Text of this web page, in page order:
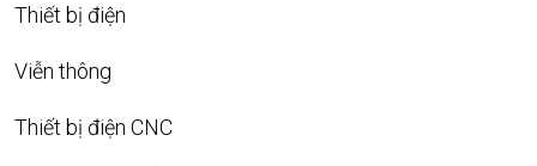
Thiết bị điện
Viễn thông
Thiết bị điện CNC